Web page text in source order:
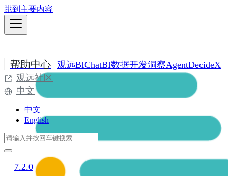
跳到主要内容
帮助中心 观远BIChatBI数据开发洞察AgentDecideX
观远社区
中文
中文
English
7.2.0